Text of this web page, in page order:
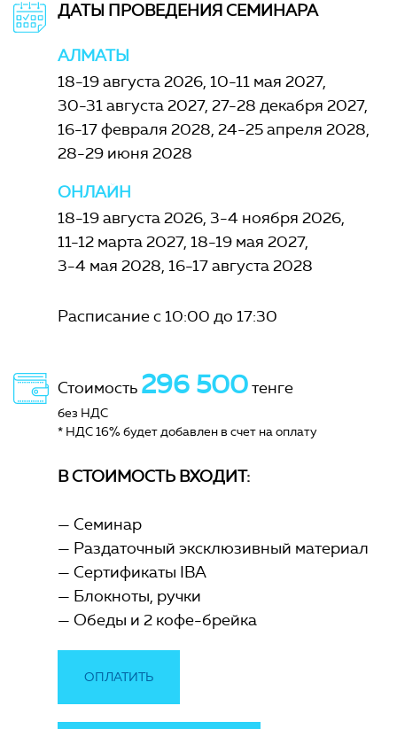
ДАТЫ ПРОВЕДЕНИЯ СЕМИНАРА
АЛМАТЫ
18-19 августа 2026 10-11 мая 2027
30-31 августа 2027 27-28 декабря 2027
16-17 февраля 2028 24-25 апреля 2028
28-29 июня 2028
ОНЛАЙН
18-19 августа 2026 3-4 ноября 2026
11-12 марта 2027 18-19 мая 2027
3-4 мая 2028 16-17 августа 2028
Расписание с 10:00 до 17:30
Стоимость 296 500тенге
без НДС
* НДС 16% будет добавлен в счет на оплату
В СТОИМОСТЬ ВХОДИТ:
Семинар
Раздаточный эксклюзивный материал
Сертификаты IBA
Блокноты, ручки
Обеды и 2 кофе-брейка
ОПЛАТИТЬ